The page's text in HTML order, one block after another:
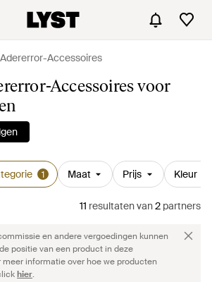
Adererror-Accessoires
Accessoires voor
1 Maat Prijs Kleur
11 resultatenvan2 partners
en andere vergoedingen kunnen
positie van een product in deze
meer informatie over hoe we producten
hier.